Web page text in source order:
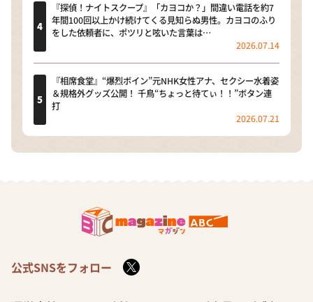
『探偵！ナイトスクープ』「カヨコか？」間違い電話を約7
年間100回以上かけ続けてくる見知らぬ男性。カヨコのふり
をした依頼者に、ポツリと呟いた言葉は…
2026.07.14
『相席食堂』“爆烈ボイン”元NHK女性アナ、セクシー水着姿
＆規格外グッズ公開！ 千鳥“ちょっと待てぃ！！”ボタン連
打
2026.07.21
公式SNSをフォロー